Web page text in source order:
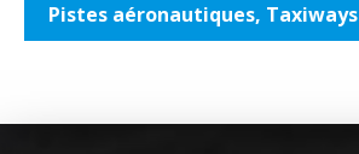
Pistes aéronautiques, Taxiways